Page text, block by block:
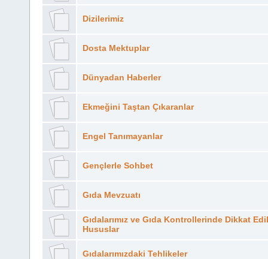
Dizilerimiz
Dosta Mektuplar
Dünyadan Haberler
Ekmeğini Taştan Çıkaranlar
Engel Tanımayanlar
Gençlerle Sohbet
Gıda Mevzuatı
Gıdalarımız ve Gıda Kontrollerinde Dikkat
Hususlar
Gıdalarımızdaki Tehlikeler